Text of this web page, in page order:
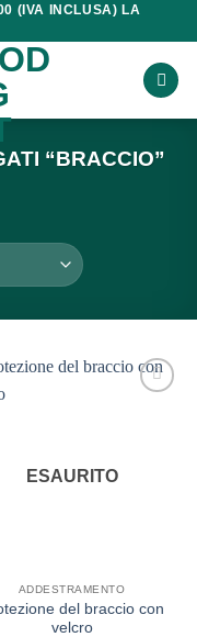
(IVA INCLUSA) LA
“BRACCIO”
ESAURITO
ADDESTRAMENTO
del braccio con
velcro